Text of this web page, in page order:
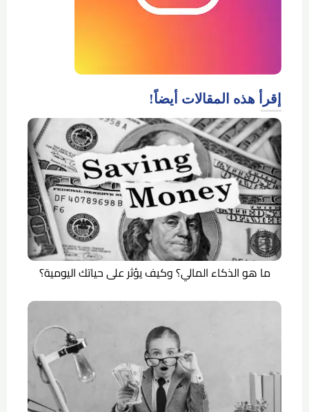
إقرأ هذه المقالات أيضاً!
ما هو الذكاء المالي؟ وكيف يؤثر على حياتك اليومية؟